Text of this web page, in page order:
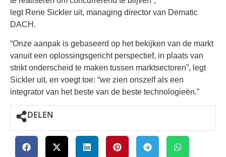
legt Rene Sickler uit, managing director van Dematic
DACH.
“Onze aanpak is gebaseerd op het bekijken van de markt
vanuit een oplossingsgericht perspectief, in plaats van
strikt onderscheid te maken tussen marktsectoren”, legt
Sickler uit, en voegt toe: “we zien onszelf als een
integrator van het beste van de beste technologieën.”
DELEN